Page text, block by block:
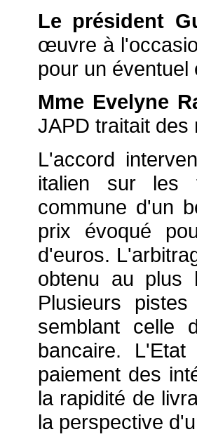
Le président
œuvre à
pour un
Mme Evelyne
JAPD traitait des
L'accord
italien sur les
commune d'un
prix évoqué
d'euros.
obtenu au plus
Plusieurs
semblant celle
bancaire.
paiement des
la rapidité de
la perspective